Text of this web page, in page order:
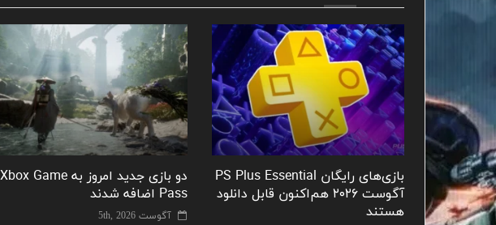
دو بازی جدید امروز به Xbox Game
Pass اضافه شدند
آگوست 5th, 2026
بازی‌های رایگان PS Plus Essential
آگوست ۲۰۲۶ هم‌اکنون قابل دانلود
هستند